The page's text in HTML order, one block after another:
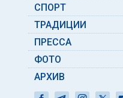
СПОРТ
ТРАДИЦИИ
ПРЕССА
ФОТО
АРХИВ